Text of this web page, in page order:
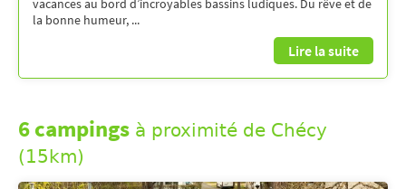
la bonne humeur, ...
Lire la suite
6 campings à proximité de Chécy
(15km)